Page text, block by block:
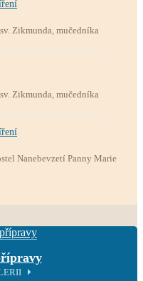
Zikmunda, mučedníka
Zikmunda, mučedníka
Nanebevzetí Panny Marie